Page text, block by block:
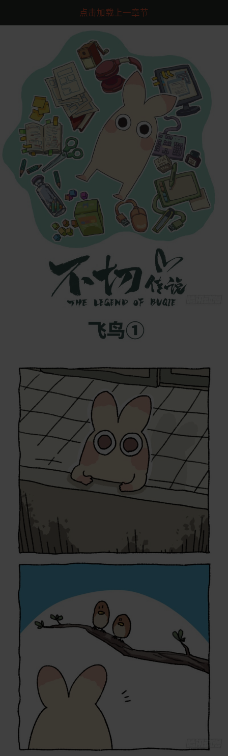
点击加载上一章节